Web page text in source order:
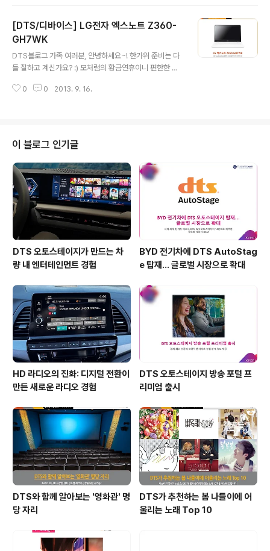
영상 화질에 걸맞는 사운드 환경을 제공합니다. ▲ Sams
ung Curved OLED TV commercial 상위 TV 모델
군에 적용된 DTS 프리미엄 사운드와 DTS 프리미엄 사운
드 5.1 기술에는 DTS 인코딩 컨텐츠를 디코딩할 수 있는
디코더가 탑재되어 있습니다. 또한 DTS 스튜디오 사운드
는 TV의 내장 스피커만으로 모든 컨텐츠를..
[DTS/디바이스] LG전자 엑스노트 Z360-
GH7WK
DTS블로그 가족 여러분, 안녕하세요~! 한가위 준비는 다
들 잘하고 계신가요? :) 모처럼의 황금연휴이니 편한한 휴
-GH7WK을 소개해드리려 합니다. 매우 얇은 울트라북으
래픽 코어가 포함되어 있기 때문에 크기와 소비전력을 줄
일 수 있는 장점이 멋진 디자인과 더불어 주요 인기 비결입
니다. LG전자 엑스노트 Z360-GH7WK는 2013년 iF 디
자인상과 2013년 reddot design award 수상을 하는
등 성능만큼 우수한 디자인을 자랑하고 있습니다. SRS So
un..
0 0 2013. 9. 16.
이 블로그 인기글
DTS 오토스테이지가 만드는 차
량 내 엔터테인먼트 경험
BYD 전기차에 DTS AutoStag
e 탑재… 글로벌 시장으로 확대
HD 라디오의 진화: 디지털 전환이
만든 새로운 라디오 경험
DTS 오토스테이지 방송 포털 프
리미엄 출시
DTS와 함께 알아보는 '영화관' 명
당 자리
DTS가 추천하는 봄 나들이에 어
울리는 노래 Top 10